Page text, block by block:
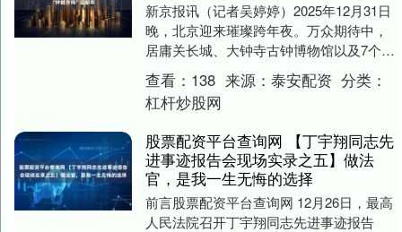
新京报讯（记者吴婷婷）2025年12月31日
晚，北京迎来璀璨跨年夜。万众期待中，
居庸关长城、大钟寺古钟博物馆以及7个视
频连线点位同步开启新年倒计时。“10、
9…....
查看： 138 来源： 泰安配资 分类：
杠杆炒股网
股票配资平台查询网 【丁宇翔同志先
进事迹报告会现场实录之五】做法
官，是我一生无悔的选择
前言股票配资平台查询网 12月26日，最高
人民法院召开丁宇翔同志先进事迹报告